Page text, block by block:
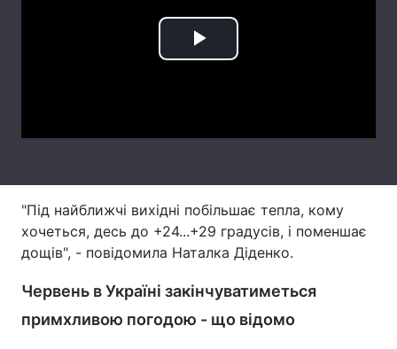
Статті
Думки
Контакти
Play
"Під найближчі вихідні побільшає тепла, кому
хочеться, десь до +24...+29 градусів, і поменшає
дощів", - повідомила Наталка Діденко.
Червень в Україні закінчуватиметься
примхливою погодою - що відомо